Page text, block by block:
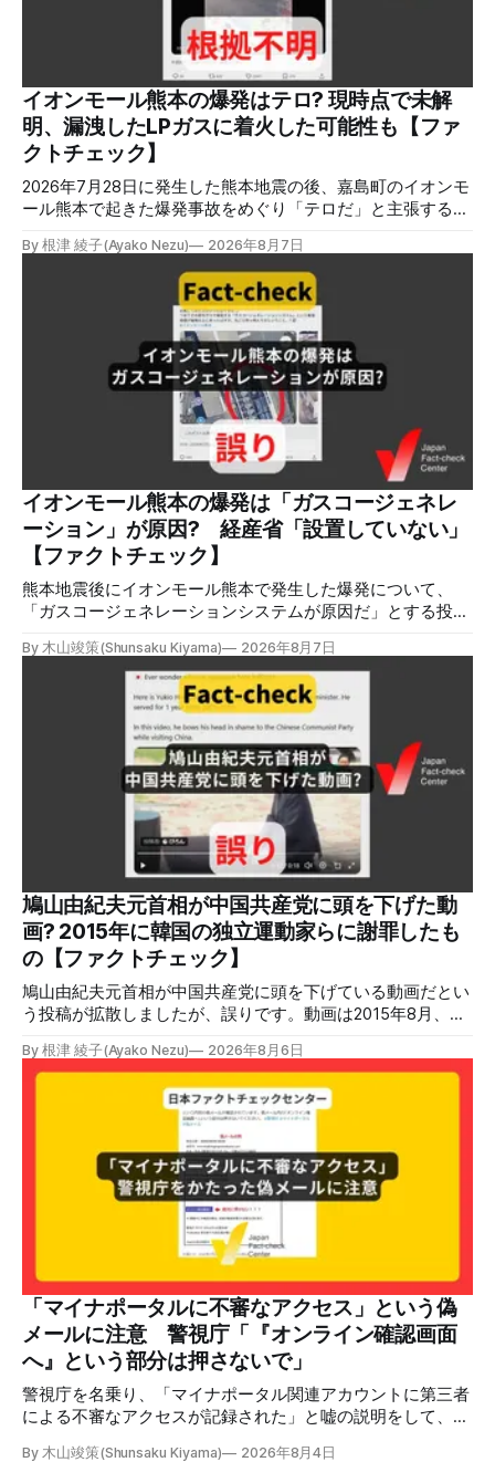
イオンモール熊本の爆発はテロ? 現時点で未解
明、漏洩したLPガスに着火した可能性も【ファ
クトチェック】
2026年7月28日に発生した熊本地震の後、嘉島町のイオンモ
ール熊本で起きた爆発事故をめぐり「テロだ」と主張する投
LPガスに着火した可能性に言及していますが、現時点で未解
明です。イオンは8月5日、外部専門家らによる事故調査委員
会を設置すると発表しました。 検証対象 拡散した言説 2026
年8月2日、イオンモール熊本の爆発がテロによるものだと主
張する投稿がＸで拡散した。 検証する理由 8月5日現在、投
稿は600回以上リポストされ、表示は19万件を超える。 同様
の情報の拡散量を調べるため、「熊本」「イオンモール」
「爆発」「テロ」など複数のキーワードを組み合わせてソー
シャル分析ツールMeltwaterで調べると、総投稿数は8月5日
までに約9900件あった(例1,2,3)。拡散のほとんどはXだ。 こ
れらの投稿は根拠を示していないが、「ガス爆発には見えな
いね」「これは 熊本を略奪する為のテロですよ」など、投
稿を真に受けたり、同調する反応が多い。「デマまたは不確
定な情報を流すな」や「陰謀論だよ」などの指摘
By 根津 綾子(Ayako Nezu) 2026年8月7日
イオンモール熊本の爆発は「ガスコージェネレ
ーション」が原因? 経産省「設置していない」
【ファクトチェック】
熊本地震後にイオンモール熊本で発生した爆発について、
「ガスコージェネレーションシステムが原因だ」とする投稿
ジェネレーションやガス発電機は設置していないことを確認
している」と発表し、LPガスが原因だった可能性が高いと説
明しています。またイオンは5日、事故原因を調べる事故調
査委員会を設置すると発表しました。 検証対象 拡散した投
ガスを燃料としてガスエンジンやガスタービンで発電し、排
熱を冷暖房などに利用する「ガスコージェネレーション」が
原因だとする投稿が拡散した（例1、例2）。 検証する理由
ソーシャルリスニングツールMeltwaterで調べると、これら
の投稿の表示回数は少なくとも合計194万回を超えている。
爆発の原因をめぐって、さまざまな根拠不明の情報が飛び交
っているため検証する。 検証過程 イオンモール熊本の爆発
2026年7月28日午後16時27分ごろ、熊本県で震度7の地震が
発生した。午後6時ごろ、嘉島町のショッピングセンター
「イ
By 木山竣策(Shunsaku Kiyama) 2026年8月7日
鳩山由紀夫元首相が中国共産党に頭を下げた動
画? 2015年に韓国の独立運動家らに謝罪したも
の【ファクトチェック】
鳩山由紀夫元首相が中国共産党に頭を下げている動画だとい
う投稿が拡散しましたが、誤りです。動画は2015年8月、鳩
立運動家らに謝罪した映像です。中国共産党に対して頭を下
げている動画ではありません。 検証対象 拡散した言説 2026
年7月30日、「日本人がなぜ左翼を嫌うのか、考えたことは
ありますか？/ここに日本の左寄り首相だった鳩山由紀夫が
います。彼は2009年から2010年まで1年間務めました。/こ
のビデオでは、彼が中国を訪問中に中国共産党に対して恥じ
らいながら頭を下げています」という英文付きの動画がXで
ポストされ、表示は20万件を超える。 投稿には「私の日本
語力が衰えていたら申し訳ないですが、動画に『韓国』と書
いてあるように見えます」などの英語の指摘もあるが、「日
本が犯した残虐行為を謝罪するのは悪いことだと思わない」
「共産主義者に恥じて頭を下げるべき人はいない」など、拡
散した投稿を真に受けた反応も多いため検証する。 検証過
程 動
By 根津 綾子(Ayako Nezu) 2026年8月6日
「マイナポータルに不審なアクセス」という偽
メールに注意 警視庁「『オンライン確認画面
へ』という部分は押さないで」
警視庁を名乗り、「マイナポータル関連アカウントに第三者
による不審なアクセスが記録された」と嘘の説明をして、リ
で、メール内のリンクを押さないようにと注意を呼びかけて
By 木山竣策(Shunsaku Kiyama) 2026年8月4日